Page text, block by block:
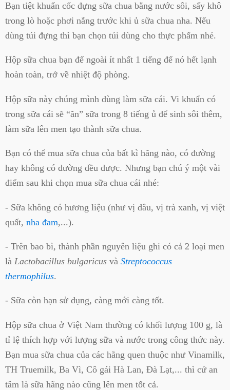
Bạn tiệt khuẩn cốc đựng sữa chua bằng nước sôi, sấy khô
trong lò hoặc phơi nắng trước khi ủ sữa chua nha. Nếu
dùng túi đựng thì bạn chọn túi dùng cho thực phẩm nhé.
Hộp sữa chua bạn để ngoài ít nhất 1 tiếng để nó hết lạnh
hoàn toàn, trở về nhiệt độ phòng.
Hộp sữa này chúng mình dùng làm sữa cái. Vi khuẩn có
trong sữa cái sẽ “ăn” sữa trong 8 tiếng ủ để sinh sôi thêm,
làm sữa lên men tạo thành sữa chua.
Bạn có thể mua sữa chua của bất kì hãng nào, có đường
hay không có đường đều được. Nhưng bạn chú ý một vài
điểm sau khi chọn mua sữa chua cái nhé:
- Sữa không có hương liệu (như vị dâu, vị trà xanh, vị việt
quất, nha đam,...).
- Trên bao bì, thành phần nguyên liệu ghi có cả 2 loại men
là Lactobacillus bulgaricus và Streptococcus
thermophilus.
- Sữa còn hạn sử dụng, càng mới càng tốt.
Hộp sữa chua ở Việt Nam thường có khối lượng 100 g, là
tỉ lệ thích hợp với lượng sữa và nước trong công thức này.
Bạn mua sữa chua của các hãng quen thuộc như Vinamilk,
TH Truemilk, Ba Vì, Cô gái Hà Lan, Đà Lạt,... thì cứ an
tâm là sữa hãng nào cũng lên men tốt cả.